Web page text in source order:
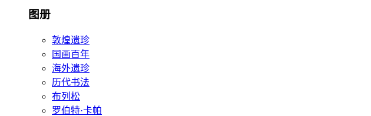
图册
敦煌遗珍
国画百年
海外遗珍
历代书法
布列松
罗伯特·卡帕